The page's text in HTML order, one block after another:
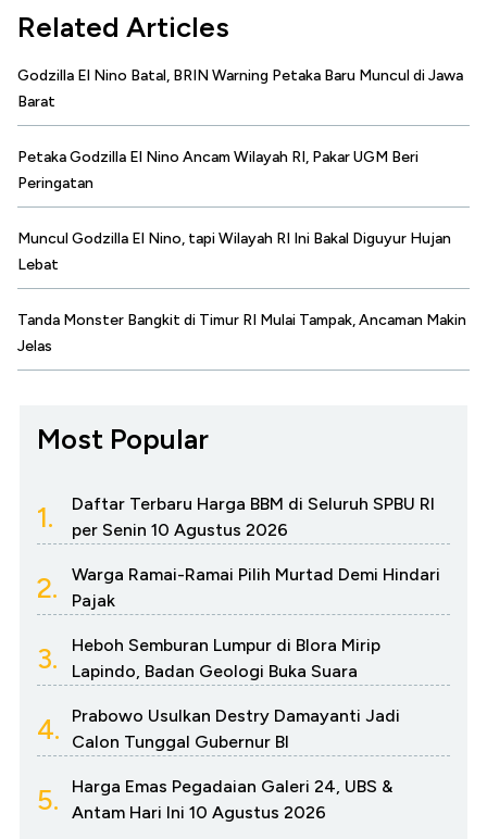
Related Articles
Godzilla El Nino Batal, BRIN Warning Petaka Baru Muncul di Jawa
Barat
Petaka Godzilla El Nino Ancam Wilayah RI, Pakar UGM Beri
Peringatan
Muncul Godzilla El Nino, tapi Wilayah RI Ini Bakal Diguyur Hujan
Lebat
Tanda Monster Bangkit di Timur RI Mulai Tampak, Ancaman Makin
Jelas
Most Popular
1.
Daftar Terbaru Harga BBM di Seluruh SPBU RI
per Senin 10 Agustus 2026
2.
Warga Ramai-Ramai Pilih Murtad Demi Hindari
Pajak
3.
Heboh Semburan Lumpur di Blora Mirip
Lapindo, Badan Geologi Buka Suara
4.
Prabowo Usulkan Destry Damayanti Jadi
Calon Tunggal Gubernur BI
5.
Harga Emas Pegadaian Galeri 24, UBS &
Antam Hari Ini 10 Agustus 2026